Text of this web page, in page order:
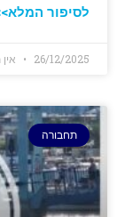
לסיפור
26/12/2025
תחבורה